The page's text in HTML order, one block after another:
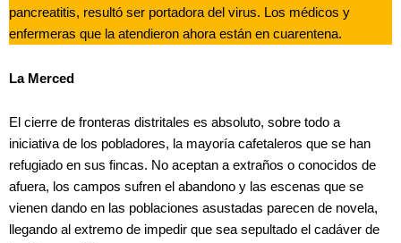
pancreatitis, resultó ser portadora del virus. Los médicos y
enfermeras que la atendieron ahora están en cuarentena.
La Merced
El cierre de fronteras distritales es absoluto, sobre todo a
iniciativa de los pobladores, la mayoría cafetaleros que se han
refugiado en sus fincas. No aceptan a extraños o conocidos de
afuera, los campos sufren el abandono y las escenas que se
vienen dando en las poblaciones asustadas parecen de novela,
llegando al extremo de impedir que sea sepultado el cadáver de